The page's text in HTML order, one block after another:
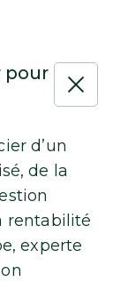
pour
d’un
de la
rentabilité
experte